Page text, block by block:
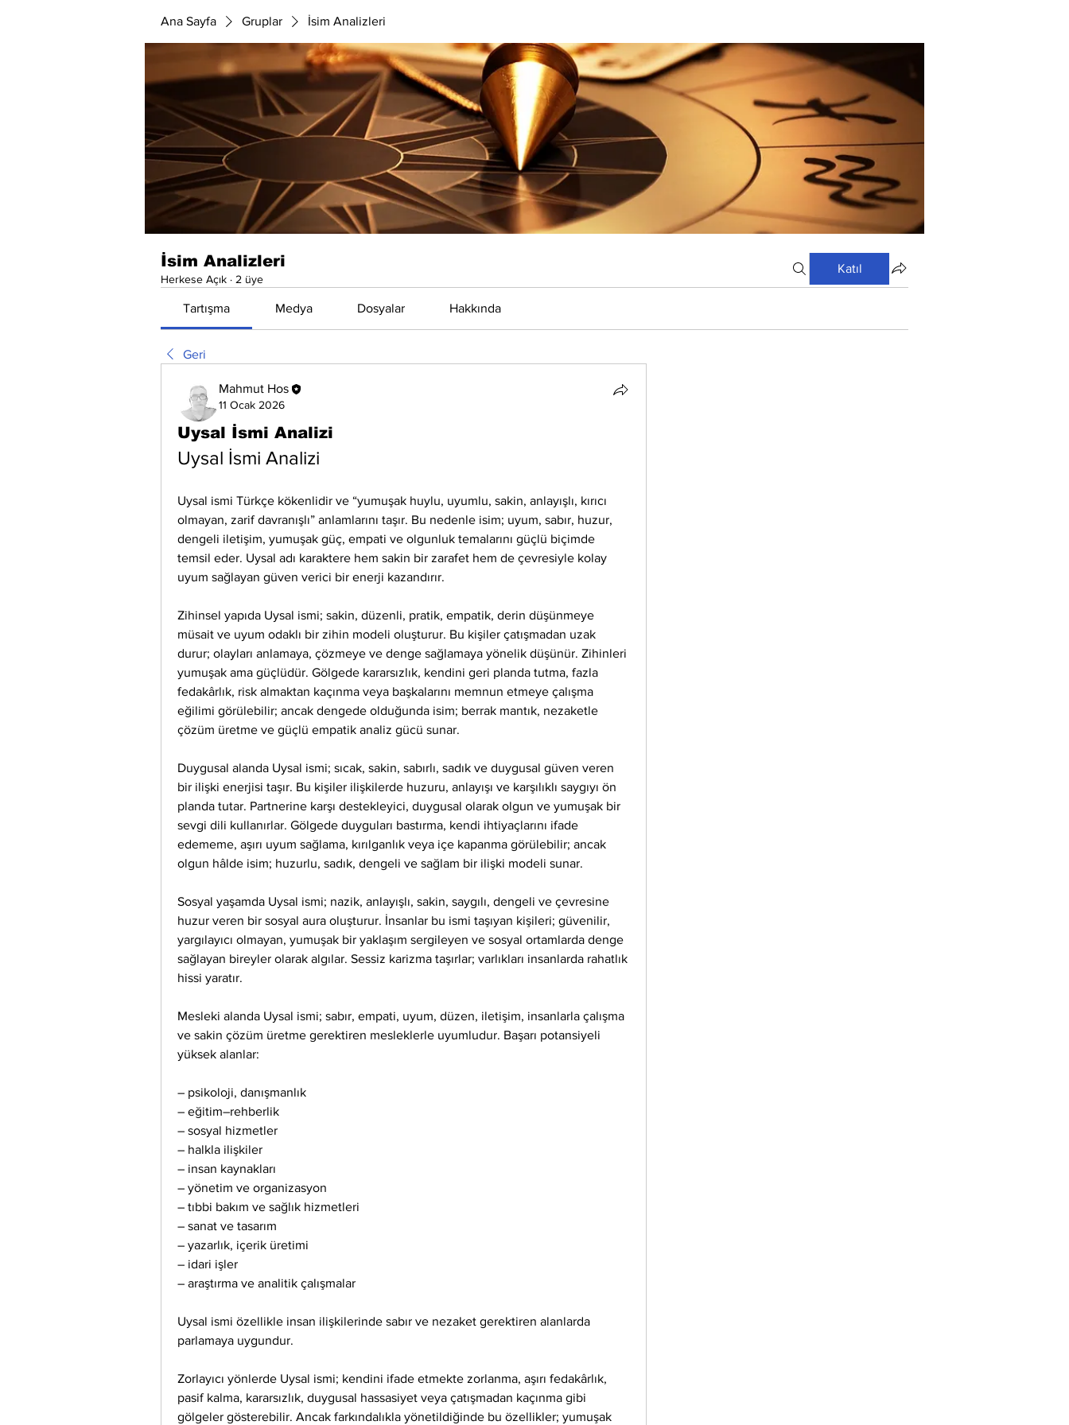
Ana Sayfa Gruplar İsim Analizleri
İsim Analizleri
Herkese Açık · 2 üye
Katıl
Tartışma Medya Dosyalar Hakkında
Geri
Mahmut Hos
11 Ocak 2026
Uysal İsmi Analizi
Uysal İsmi Analizi
Uysal ismi Türkçe kökenlidir ve “yumuşak huylu, uyumlu, sakin, anlayışlı, kırıcı
olmayan, zarif davranışlı” anlamlarını taşır. Bu nedenle isim; uyum, sabır, huzur,
dengeli iletişim, yumuşak güç, empati ve olgunluk temalarını güçlü biçimde
temsil eder. Uysal adı karaktere hem sakin bir zarafet hem de çevresiyle kolay
uyum sağlayan güven verici bir enerji kazandırır.
Zihinsel yapıda Uysal ismi; sakin, düzenli, pratik, empatik, derin düşünmeye
müsait ve uyum odaklı bir zihin modeli oluşturur. Bu kişiler çatışmadan uzak
durur; olayları anlamaya, çözmeye ve denge sağlamaya yönelik düşünür. Zihinleri
yumuşak ama güçlüdür. Gölgede kararsızlık, kendini geri planda tutma, fazla
fedakârlık, risk almaktan kaçınma veya başkalarını memnun etmeye çalışma
eğilimi görülebilir; ancak dengede olduğunda isim; berrak mantık, nezaketle
çözüm üretme ve güçlü empatik analiz gücü sunar.
Duygusal alanda Uysal ismi; sıcak, sakin, sabırlı, sadık ve duygusal güven veren
bir ilişki enerjisi taşır. Bu kişiler ilişkilerde huzuru, anlayışı ve karşılıklı saygıyı ön
planda tutar. Partnerine karşı destekleyici, duygusal olarak olgun ve yumuşak bir
sevgi dili kullanırlar. Gölgede duyguları bastırma, kendi ihtiyaçlarını ifade
edememe, aşırı uyum sağlama, kırılganlık veya içe kapanma görülebilir; ancak
olgun hâlde isim; huzurlu, sadık, dengeli ve sağlam bir ilişki modeli sunar.
Sosyal yaşamda Uysal ismi; nazik, anlayışlı, sakin, saygılı, dengeli ve çevresine
huzur veren bir sosyal aura oluşturur. İnsanlar bu ismi taşıyan kişileri; güvenilir,
yargılayıcı olmayan, yumuşak bir yaklaşım sergileyen ve sosyal ortamlarda denge
sağlayan bireyler olarak algılar. Sessiz karizma taşırlar; varlıkları insanlarda rahatlık
hissi yaratır.
Mesleki alanda Uysal ismi; sabır, empati, uyum, düzen, iletişim, insanlarla çalışma
ve sakin çözüm üretme gerektiren mesleklerle uyumludur. Başarı potansiyeli
yüksek alanlar:
– psikoloji, danışmanlık
– eğitim–rehberlik
– sosyal hizmetler
– halkla ilişkiler
– insan kaynakları
– yönetim ve organizasyon
– tıbbi bakım ve sağlık hizmetleri
– sanat ve tasarım
– yazarlık, içerik üretimi
– idari işler
– araştırma ve analitik çalışmalar
Uysal ismi özellikle insan ilişkilerinde sabır ve nezaket gerektiren alanlarda
parlamaya uygundur.
Zorlayıcı yönlerde Uysal ismi; kendini ifade etmekte zorlanma, aşırı fedakârlık,
pasif kalma, kararsızlık, duygusal hassasiyet veya çatışmadan kaçınma gibi
gölgeler gösterebilir. Ancak farkındalıkla yönetildiğinde bu özellikler; yumuşak